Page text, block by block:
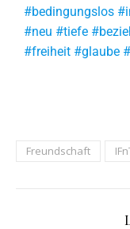
#bedingungslos
#neu #tiefe
#freiheit #glaube
Freundschaft